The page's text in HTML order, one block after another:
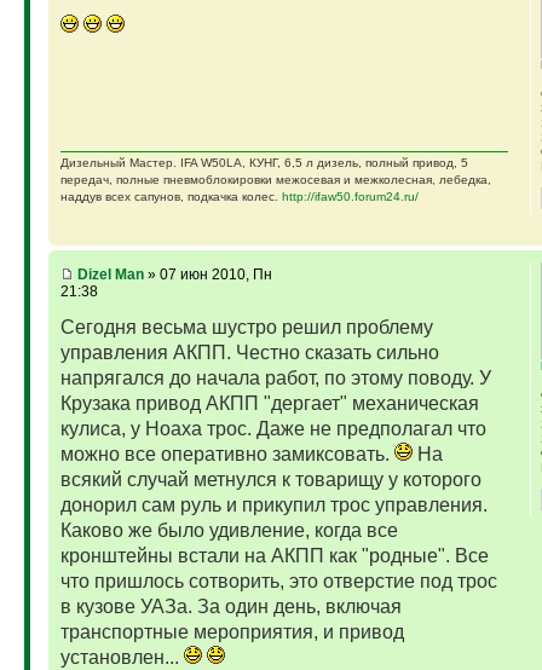
Дизельный Мастер. IFA W50LA, КУНГ, 6,5 л дизель, полный привод, 5
передач, полные пневмоблокировки межосевая и межколесная, лебедка,
наддув всех сапунов, подкачка колес. http://ifaw50.forum24.ru/
Dizel Man» 07 июн 2010, Пн
21:38
Сегодня весьма шустро решил проблему
управления АКПП. Честно сказать сильно
напрягался до начала работ, по этому поводу. У
Крузака привод АКПП "дергает" механическая
кулиса, у Ноаха трос. Даже не предполагал что
можно все оперативно замиксовать.
На
всякий случай метнулся к товарищу у которого
донорил сам руль и прикупил трос управления.
Каково же было удивление, когда все
кронштейны встали на АКПП как "родные". Все
что пришлось сотворить, это отверстие под трос
в кузове УАЗа. За один день, включая
транспортные мероприятия, и привод
установлен...